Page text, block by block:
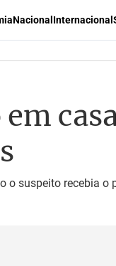
Nacional Internacional
suspeito recebia